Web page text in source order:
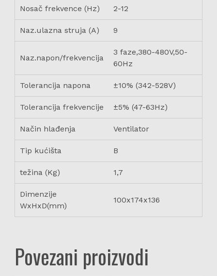
Nosač frekvence (Hz) 2-12
Naz.ulazna struja (A) 9
Naz.napon/frekvencija
3 faze,380-480V,50-
60Hz
Tolerancija napona ±10% (342-528V)
Tolerancija frekvencije ±5% (47-63Hz)
Način hlađenja Ventilator
Tip kućišta B
težina (Kg) 1,7
Dimenzije
WxHxD(mm)
100x174x136
Povezani proizvodi